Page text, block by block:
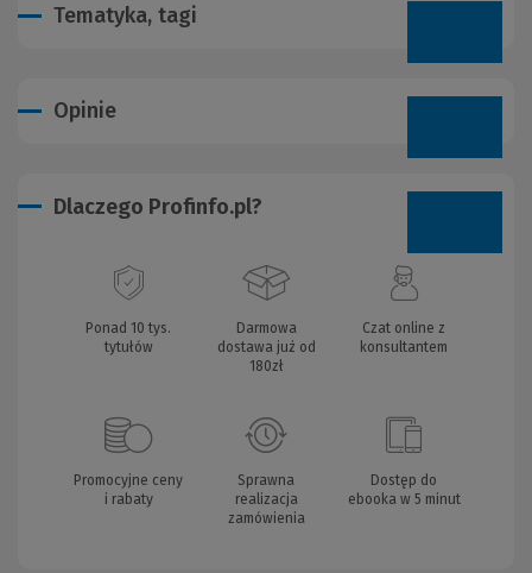
Tematyka, tagi
Opinie
Dlaczego Profinfo.pl?
Ponad 10 tys.
tytułów
Darmowa
dostawa już od
180zł
Czat online z
konsultantem
Promocyjne ceny
i rabaty
Sprawna
realizacja
zamówienia
Dostęp do
ebooka w 5 minut